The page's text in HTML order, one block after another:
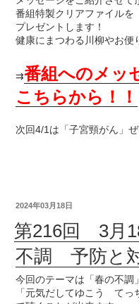
番組特製クリアファイルを
プレゼントします！
健康にまつわる川柳やお
⇉番組へのメッ
こちらから！！
次回4/1は「子宮頸がん」
2024年03月18日
第216回 3月
不調 予防と
今回のテーマは「春の不調
「元気だしてゆこう てっ